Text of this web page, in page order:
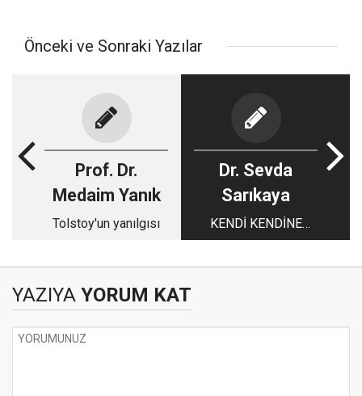
Önceki ve Sonraki Yazılar
Prof. Dr.
Medaim Yanık
Tolstoy'un yanılgısı
Dr. Sevda
Sarıkaya
KENDİ KENDİNE
PSİKOTERAPİ
YAZIYA YORUM KAT